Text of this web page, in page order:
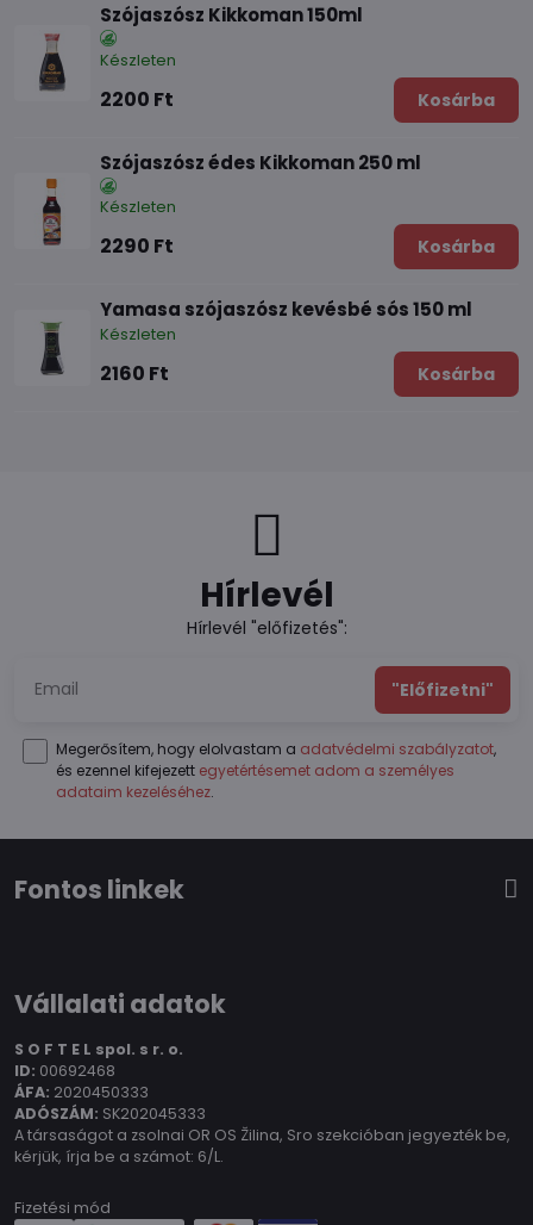
Szójaszósz Kikkoman 150ml
Készleten
2200 Ft Kosárba
Szójaszósz édes Kikkoman 250 ml
Készleten
2290 Ft Kosárba
Yamasa szójaszósz kevésbé sós 150 ml
Készleten
2160 Ft Kosárba
Hírlevél
Hírlevél "előfizetés":
"Előfizetni"
Megerősítem, hogy elolvastam a adatvédelmi szabályzatot,
és ezennel kifejezett egyetértésemet adom a személyes
adataim kezeléséhez.
Fontos linkek
Vállalati adatok
S O F T E L spol. s r. o.
ID: 00692468
ÁFA: 2020450333
ADÓSZÁM: SK202045333
A társaságot a zsolnai OR OS Žilina, Sro szekcióban jegyezték be,
kérjük, írja be a számot: 6/L.
Fizetési mód